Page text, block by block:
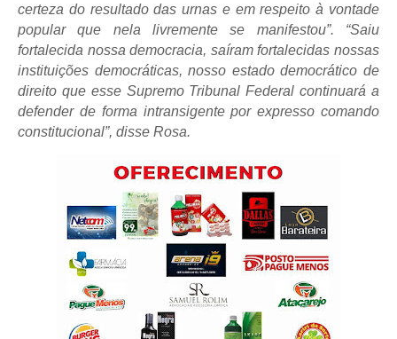
certeza do resultado das urnas e em respeito à vontade
popular que nela livremente se manifestou”. “Saiu
fortalecida nossa democracia, saíram fortalecidas nossas
instituições democráticas, nosso estado democrático de
direito que esse Supremo Tribunal Federal continuará a
defender de forma intransigente por expresso comando
constitucional”, disse Rosa.